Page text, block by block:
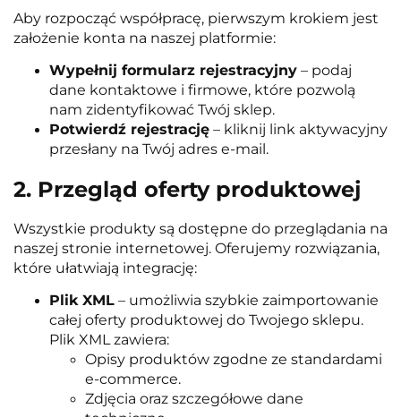
Aby rozpocząć współpracę, pierwszym krokiem jest
założenie konta na naszej platformie:
Wypełnij formularz rejestracyjny – podaj
dane kontaktowe i firmowe, które pozwolą
nam zidentyfikować Twój sklep.
Potwierdź rejestrację – kliknij link aktywacyjny
przesłany na Twój adres e-mail.
2. Przegląd oferty produktowej
Wszystkie produkty są dostępne do przeglądania na
naszej stronie internetowej. Oferujemy rozwiązania,
które ułatwiają integrację:
Plik XML – umożliwia szybkie zaimportowanie
całej oferty produktowej do Twojego sklepu.
Plik XML zawiera:
Opisy produktów zgodne ze standardami
e-commerce.
Zdjęcia oraz szczegółowe dane